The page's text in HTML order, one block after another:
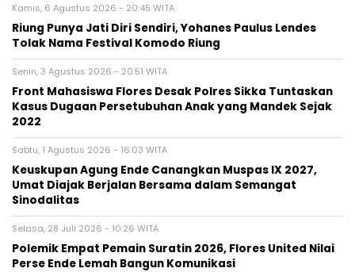
Kamis, 6 Agustus 2026 - 20:45 WITA
Riung Punya Jati Diri Sendiri, Yohanes Paulus Lendes
Tolak Nama Festival Komodo Riung
Senin, 3 Agustus 2026 - 20:51 WITA
Front Mahasiswa Flores Desak Polres Sikka Tuntaskan
Kasus Dugaan Persetubuhan Anak yang Mandek Sejak
2022
Sabtu, 1 Agustus 2026 - 16:03 WITA
Keuskupan Agung Ende Canangkan Muspas IX 2027,
Umat Diajak Berjalan Bersama dalam Semangat
Sinodalitas
Selasa, 28 Juli 2026 - 10:26 WITA
Polemik Empat Pemain Suratin 2026, Flores United Nilai
Perse Ende Lemah Bangun Komunikasi